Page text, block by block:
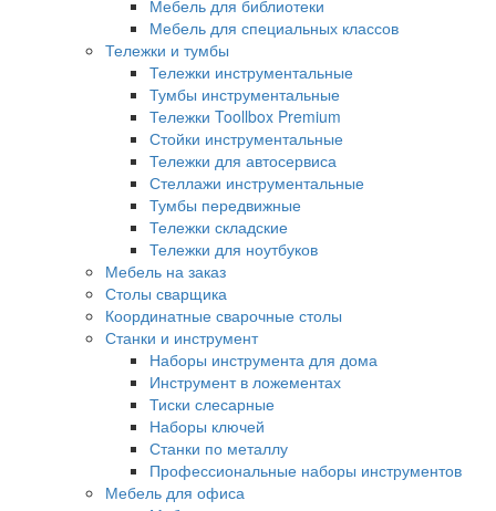
Мебель для библиотеки
Мебель для специальных классов
Тележки и тумбы
Тележки инструментальные
Тумбы инструментальные
Тележки Toollbox Premium
Стойки инструментальные
Тележки для автосервиса
Стеллажи инструментальные
Тумбы передвижные
Тележки складские
Тележки для ноутбуков
Мебель на заказ
Столы сварщика
Координатные сварочные столы
Станки и инструмент
Наборы инструмента для дома
Инструмент в ложементах
Тиски слесарные
Наборы ключей
Станки по металлу
Профессиональные наборы инструментов
Мебель для офиса